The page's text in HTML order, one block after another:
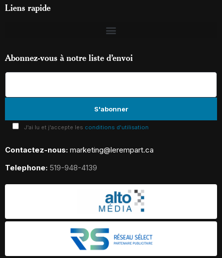
Liens rapide
Abonnez-vous à notre liste d’envoi
J'ai lu et j'accepte les conditions d'utilisation
Contactez-nous: marketing@lerempart.ca
Telephone: 519-948-4139